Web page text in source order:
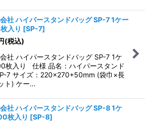
社 ハイパースタンドバッグ SP-7 1ケー
入り [SP-7]
(税込)
社 ハイパースタンドバッグ SP-7 1ケ
枚入り 仕様 品名：ハイパースタンド
7 サイズ：220×270+50mm (袋巾×長
ト) ケー…
社 ハイパースタンドバッグ SP-8 1ケ
枚入り [SP-8]